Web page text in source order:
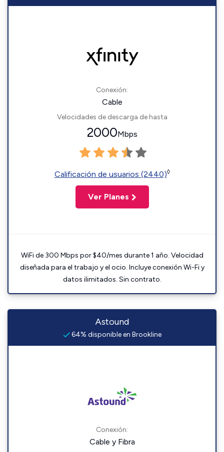
Conexión:
Cable
Velocidades de descarga de hasta
2000Mbps
Calificación de usuarios (2440)◊
Ver Planes
WiFi de 300 Mbps por $40/mes durante 1 año. Velocidad
diseñada para el trabajo y el ocio. Incluye conexión Wi-Fi y
datos ilimitados. Sin contrato.
Astound
64% disponible en Brookline
Conexión:
Cable y Fibra